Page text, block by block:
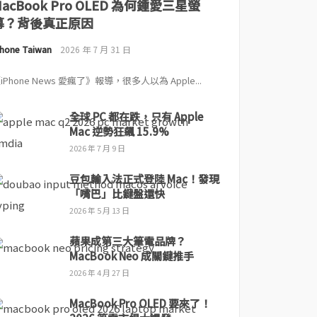
Pro OLED 為何鍾愛三星螢
？背後真正原因
Taiwan 2026 年 7 月 31 日
News 愛瘋了》報導，很多人以為 Apple...
全球 PC 都在跌，只有 Apple
Mac 逆勢狂飆 15.9%
2026 年 7 月 9 日
豆包輸入法正式登陸 Mac！發現
「嘴巴」比鍵盤還快
2026 年 5 月 13 日
蘋果成第三大筆電品牌？
MacBook Neo 成關鍵推手
2026 年 4 月 27 日
MacBook Pro OLED 要來了！